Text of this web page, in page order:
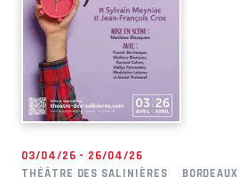
03/04/26 - 26/04/26
THÉÂTRE DES SALINIÈRES
BORDEAUX